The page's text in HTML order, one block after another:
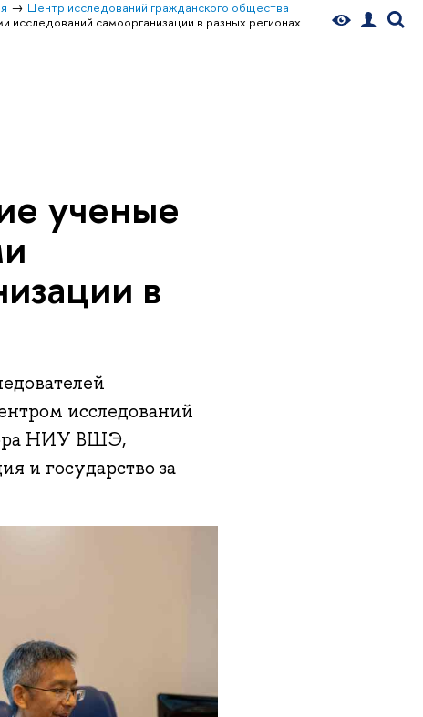
Центр исследований гражданского общества
исследований самоорганизации в разных регионах
ученые
в
исследований
НИУ ВШЭ,
и государство за